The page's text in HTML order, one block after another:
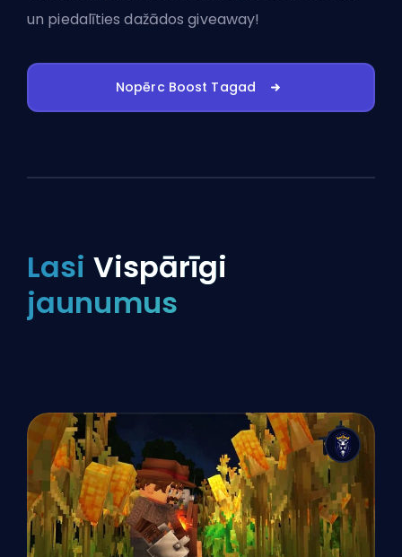
un piedalīties dažādos giveaway!
Nopērc Boost Tagad
Lasi Vispārīgi
jaunumus